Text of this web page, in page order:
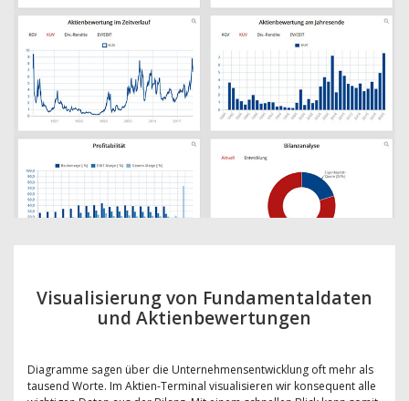
Visualisierung von Fundamentaldaten
und Aktienbewertungen
Diagramme sagen über die Unternehmensentwicklung oft mehr als
tausend Worte. Im Aktien-Terminal visualisieren wir konsequent alle